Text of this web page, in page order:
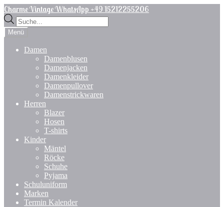
Zur
Navigation
springen
Zum
Inhalt
springen
Charme Vintage WhatsApp +49 15212255206
Products
search
Menü
Damen
Damenblusen
Damenjacken
Damenkleider
Damenpullover
Damenstrickwaren
Herren
Blazer
Hosen
T-shirts
Kinder
Mäntel
Röcke
Schuhe
Pyjama
Schuluniform
Marken
Termin Kalender